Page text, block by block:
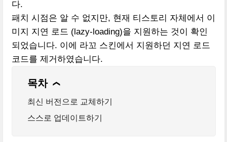
다.
패치 시점은 알 수 없지만, 현재 티스토리 자체에서 이
미지 지연 로드 (lazy-loading)을 지원하는 것이 확인
되었습니다. 이에 라꼬 스킨에서 지원하던 지연 로드
코드를 제거하였습니다.
목차 ❯
최신 버전으로 교체하기
스스로 업데이트하기